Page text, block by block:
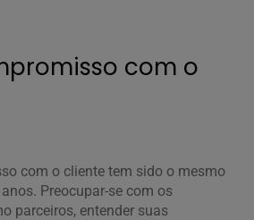
com o
com o cliente tem sido o mesmo
Preocupar-se com os
parceiros, entender suas